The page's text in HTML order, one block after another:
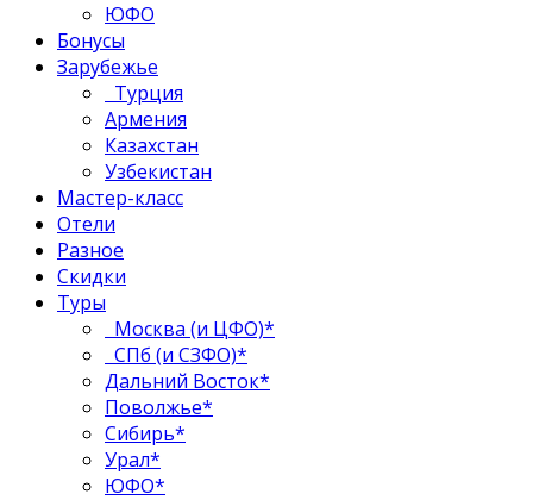
ЮФО
Бонусы
Зарубежье
Турция
Армения
Казахстан
Узбекистан
Мастер-класс
Отели
Разное
Скидки
Туры
Москва (и ЦФО)*
СПб (и СЗФО)*
Дальний Восток*
Поволжье*
Сибирь*
Урал*
ЮФО*